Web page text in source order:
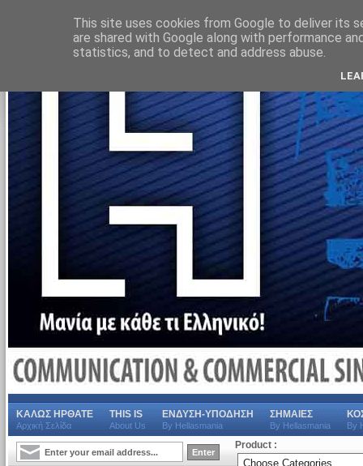
ΚΑΛΩΣ ΗΡΘΑΤΕ
Αρχική Σελίδα
THIS IS
About Us
ΕΝΔΥΣΗ-ΥΠΟΔΗΣΗ
By Hellasmania
ΣΗΜΑΙΕΣ
By Hellasmania By
Product :
This site uses cookies from Google to deliver its
are shared with Google along with performance
statistics, and to detect and address abuse.